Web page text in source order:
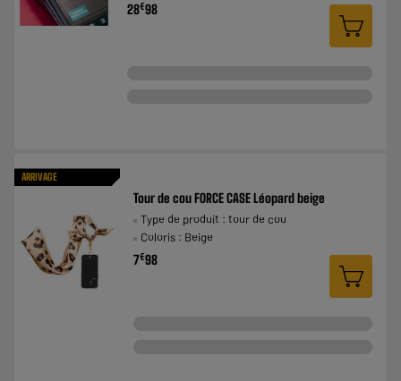
28€98
ARRIVAGE
Tour de cou FORCE CASE Léopard beige
Type de produit : tour de cou
Coloris : Beige
7€98